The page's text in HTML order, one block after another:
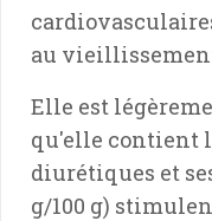
au
Elle est
qu'elle contient
diurétiques et
g/100 g)